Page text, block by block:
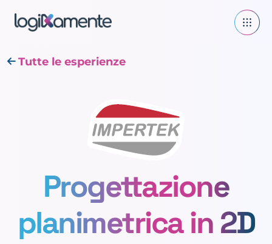
Tutte le esperienze
Progettazione
planimetrica in 2D